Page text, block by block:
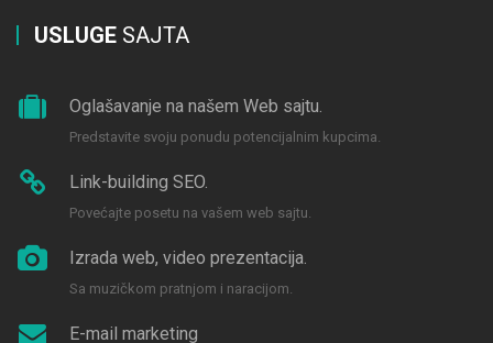
USLUGE SAJTA
Oglašavanje na našem Web sajtu.
Predstavite svoju ponudu potencijalnim kupcima.
Link-building SEO.
Povećajte posetu na vašem web sajtu.
Izrada web, video prezentacija.
Sa muzičkom pratnjom i naracijom.
E-mail marketing